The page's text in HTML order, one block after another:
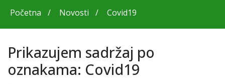
Početna Novosti Covid19
Prikazujem sadržaj po
oznakama: Covid19